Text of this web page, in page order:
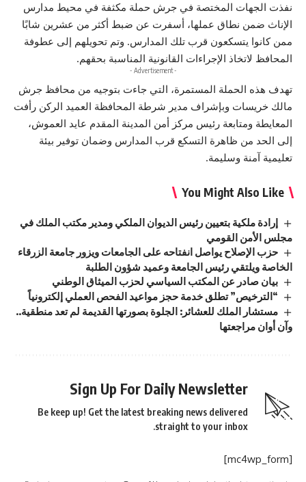
نفذت الجهات المختصة في جرش حملة مكثفة في محيط مدارس
الإناث ضمن نطاق عملها، أسفرت عن ضبط أكثر من عشرين شابًا
ممن كانوا يتسكعون قرب تلك المدارس. وتم تحويلهم إلى عطوفة
المحافظ لاتخاذ الإجراءات القانونية المناسبة بحقهم.
- Advertisement -
تهدف هذه الحملة المستمرة، التي جاءت بتوجيه من محافظ جرش
مالك خريسات وبإشراف مدير شرطة المحافظة العميد الركن رأفت
المعايطة ومتابعة رئيس مركز أمن المدينة المقدم عايد العموش،
إلى الحد من ظاهرة التسكع قرب المدارس وضمان توفير بيئة
تعليمية آمنة وسليمة.
You Might Also Like
إرادة ملكية بتعيين رئيس الديوان الملكي ومدير مكتب الملك في
مجلس الأمن القومي
حزب الإصلاح يواصل انفتاحه على الجامعات ويزور جامعة الزرقاء
الخاصة ويلتقي رئيس الجامعة وعميد شؤون الطلبة
بيان صادر عن المكتب السياسي لحزب الميثاق الوطني
“الترخيص” تطلق خدمة حجز مواعيد الفحص العملي إلكترونياً
مستشار الملك للعشائر: الجلوة بصورتها القديمة لم تعد منطقية..
وآن أوان مراجعتها
Sign Up For Daily Newsletter
Be keep up! Get the latest breaking news delivered
straight to your inbox.
[mc4wp_form]